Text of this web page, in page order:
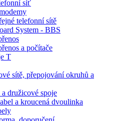
síť
telefonní sítě
System - BBS
a počítače
T
sítě, přepojování okruhů a
družicové spoje
a kroucená dvoulinka